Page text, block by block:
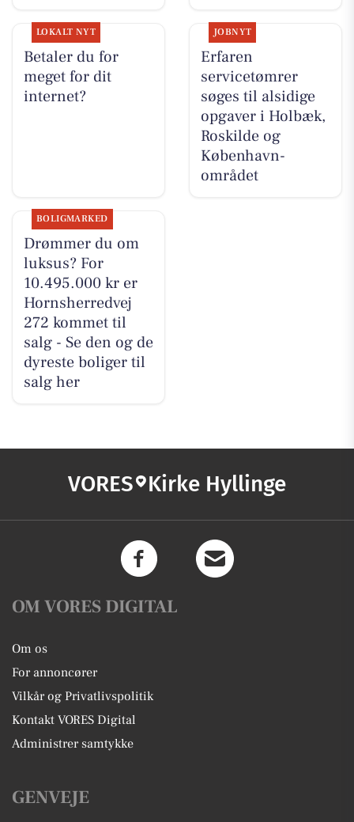
LOKALT NYT
Betaler du for
meget for dit
internet?
JOBNYT
Erfaren
servicetømrer
søges til alsidige
opgaver i Holbæk,
Roskilde og
København-
området
BOLIGMARKED
Drømmer du om
luksus? For
10.495.000 kr er
Hornsherredvej
272 kommet til
salg - Se den og de
dyreste boliger til
salg her
VORES Kirke Hyllinge
OM VORES DIGITAL
Om os
For annoncører
Vilkår og Privatlivspolitik
Kontakt VORES Digital
Administrer samtykke
GENVEJE